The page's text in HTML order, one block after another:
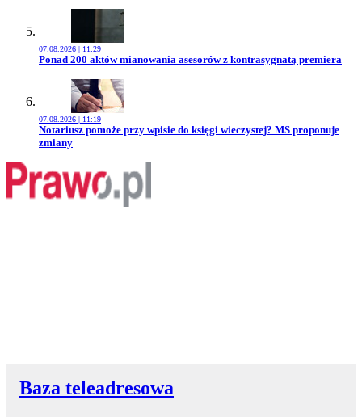
07.08.2026 | 11:29
Przejdź do artykułu:
Ponad 200 aktów mianowania asesorów z kontrasygnatą premiera
07.08.2026 | 11:19
Przejdź do artykułu:
Notariusz pomoże przy wpisie do księgi wieczystej? MS proponuje
zmiany
Baza teleadresowa